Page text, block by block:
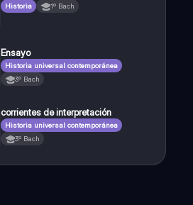
Historia 1º Bach
Ensayo
Historia universal contemporánea
3º Bach
corrientes de interpretación
Historia universal contemporánea
3º Bach